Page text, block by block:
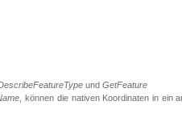
und GetFeature
, können die nativen Koordinaten in ein